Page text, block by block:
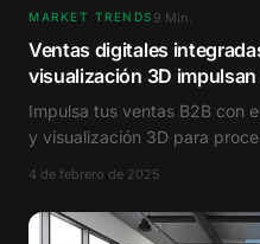
MARKET TRENDS 9 Min.
Ventas digitales
visualización 3D impulsan
Impulsa tus ventas B2B con
y visualización 3D para
4 de febrero de 2025